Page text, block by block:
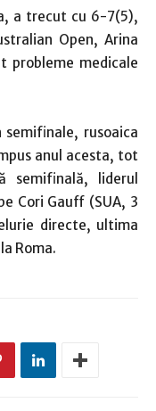
a trecut cu 6-7(5),
Open, Arina
probleme medicale
semifinale, rusoaica
anul acesta, tot
semifinală, liderul
Cori Gauff (SUA, 3
directe, ultima
Roma.